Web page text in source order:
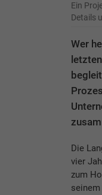
Ein
Details
Wer
Die
vier
zum